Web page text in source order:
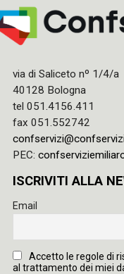
via di Saliceto nº 1/4/a
40128 Bologna
tel 051.4156.411
fax 051.552742
PEC:
ISCRIVITI ALLA
Email
Accetto le regole di
al trattamento dei miei